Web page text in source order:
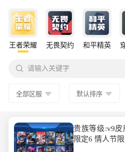
王者荣耀 无畏契约 和平精英
 请输入关键字
全部区服 默认排序
贵族等级:v9皮
限定6 情人节